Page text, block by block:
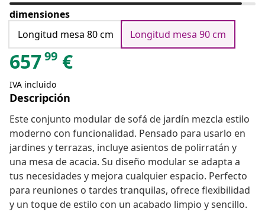
dimensiones
Longitud mesa 80 cm
Longitud mesa 90 cm
65799 €
IVA incluido
Descripción
Este conjunto modular de sofá de jardín mezcla estilo
moderno con funcionalidad. Pensado para usarlo en
jardines y terrazas, incluye asientos de polirratán y
una mesa de acacia. Su diseño modular se adapta a
tus necesidades y mejora cualquier espacio. Perfecto
para reuniones o tardes tranquilas, ofrece flexibilidad
y un toque de estilo con un acabado limpio y sencillo.